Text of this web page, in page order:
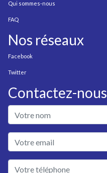
Qui sommes-nous
FAQ
Nos réseaux
Facebook
Twitter
Contactez-nous